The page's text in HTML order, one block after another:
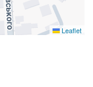
Leaflet